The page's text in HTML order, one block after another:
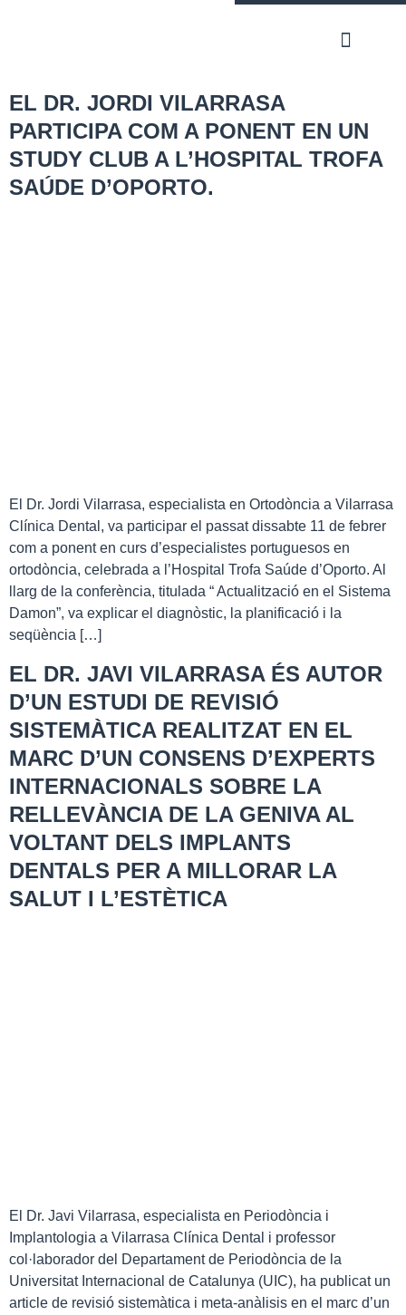
EL DR. JORDI VILARRASA
PARTICIPA COM A PONENT EN UN
STUDY CLUB A L’HOSPITAL TROFA
SAÚDE D’OPORTO.
El Dr. Jordi Vilarrasa, especialista en Ortodòncia a Vilarrasa
Clínica Dental, va participar el passat dissabte 11 de febrer
com a ponent en curs d’especialistes portuguesos en
ortodòncia, celebrada a l’Hospital Trofa Saúde d’Oporto. Al
llarg de la conferència, titulada “ Actualització en el Sistema
Damon”, va explicar el diagnòstic, la planificació i la
seqüència […]
EL DR. JAVI VILARRASA ÉS AUTOR
D’UN ESTUDI DE REVISIÓ
SISTEMÀTICA REALITZAT EN EL
MARC D’UN CONSENS D’EXPERTS
INTERNACIONALS SOBRE LA
RELLEVÀNCIA DE LA GENIVA AL
VOLTANT DELS IMPLANTS
DENTALS PER A MILLORAR LA
SALUT I L’ESTÈTICA
El Dr. Javi Vilarrasa, especialista en Periodòncia i
Implantologia a Vilarrasa Clínica Dental i professor
col·laborador del Departament de Periodòncia de la
Universitat Internacional de Catalunya (UIC), ha publicat un
article de revisió sistemàtica i meta-anàlisis en el marc d’un